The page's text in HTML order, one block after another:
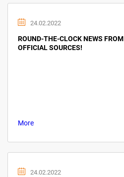
24.02.2022
ROUND-THE-CLOCK NEWS FROM
OFFICIAL SOURCES!
More
24.02.2022